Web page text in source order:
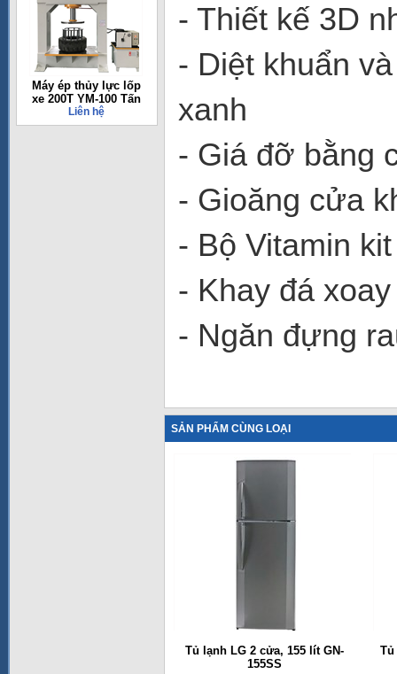
Máy ép thủy lực lốp
xe 200T YM-100 Tấn
Liên hệ
- Thiết kế 3D
- Diệt khuẩn
xanh
- Giá đỡ bằng
- Gioăng cửa
- Bộ Vitamin
- Khay đá
- Ngăn đựng
SẢN PHẨM CÙNG LOẠI
Tủ lạnh LG 2 cửa, 155 lít GN-
155SS
Tủ